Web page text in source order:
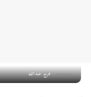
فرج عبدالله